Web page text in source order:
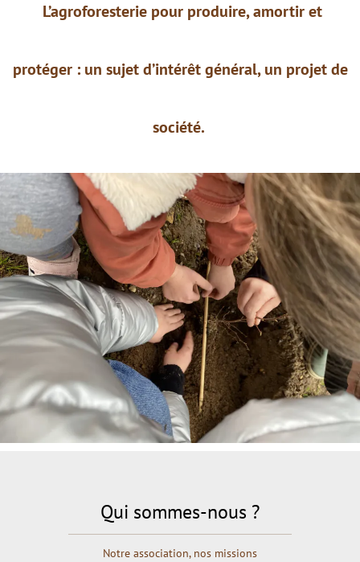
L’agroforesterie pour produire,amortir et
protéger : un sujetd’intérêt général, un projet de
société.
Qui sommes-nous ?
Notre association, nos missions